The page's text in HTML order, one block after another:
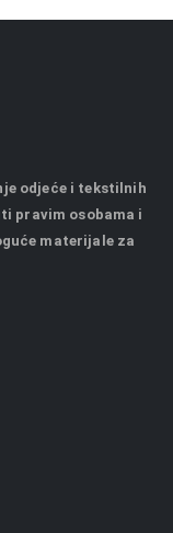
odjeće i tekstilnih
pravim osobama i
materijale za